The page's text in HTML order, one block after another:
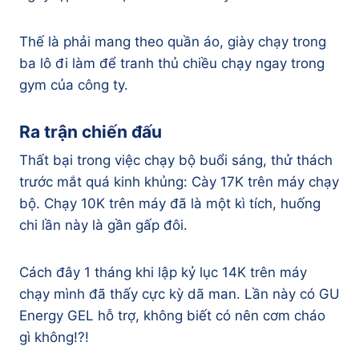
Thế là phải mang theo quần áo, giày chạy trong
ba lô đi làm để tranh thủ chiều chạy ngay trong
gym của công ty.
Ra trận chiến đấu
Thất bại trong việc chạy bộ buổi sáng, thử thách
trước mắt quá kinh khủng: Cày 17K trên máy chạy
bộ. Chạy 10K trên máy đã là một kì tích, huống
chi lần này là gần gấp đôi.
Cách đây 1 tháng khi lập kỷ lục 14K trên máy
chạy mình đã thấy cực kỳ dã man. Lần này có GU
Energy GEL hỗ trợ, không biết có nên cơm cháo
gì không!?!